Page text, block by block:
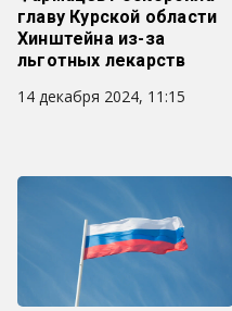
главу Курской области
Хинштейна из-за
льготных лекарств
14 декабря 2024, 11:15